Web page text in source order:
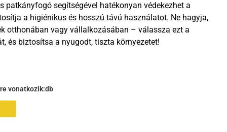
patkányfogó segítségével hatékonyan védekezhet a
a higiénikus és hosszú távú használatot. Ne hagyja,
otthonában vagy vállalkozásában – válassza ezt a
és biztosítsa a nyugodt, tiszta környezetet!
vonatkozik:db